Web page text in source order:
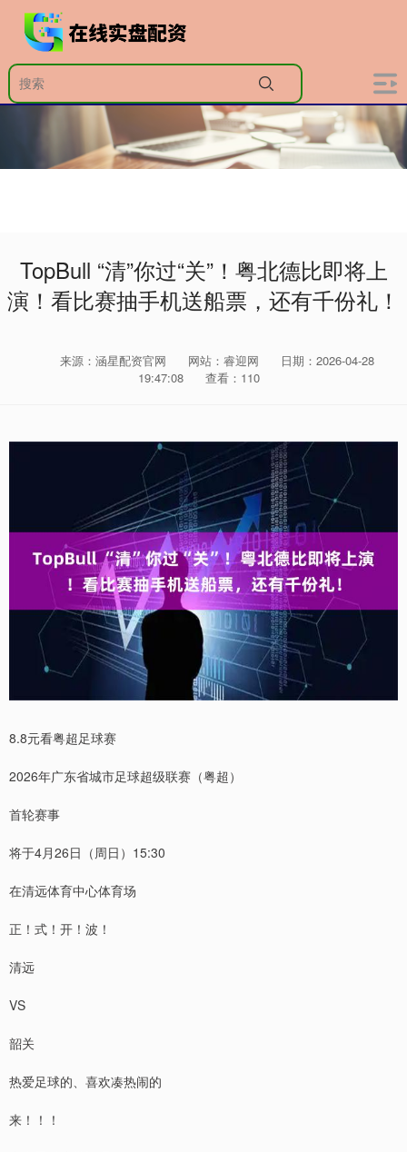
TopBull “清”你过“关”！粤北德比即将上
演！看比赛抽手机送船票，还有千份礼！
来源：涵星配资官网 网站：睿迎网
日期：2026-04-28
19:47:08
查看：110
8.8元看粤超足球赛
2026年广东省城市足球超级联赛（粤超）
首轮赛事
将于4月26日（周日）15:30
在清远体育中心体育场
正！式！开！波！
清远
VS
韶关
热爱足球的、喜欢凑热闹的
来！！！